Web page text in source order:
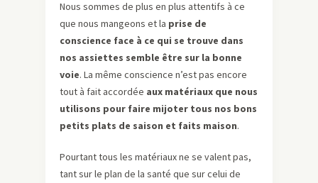
Nous sommes de plus en plus attentifs à ce
que nous mangeons et la prise de
conscience face à ce qui se trouve dans
nos assiettes semble être sur la bonne
voie. La même conscience n’est pas encore
tout à fait accordée aux matériaux que nous
utilisons pour faire mijoter tous nos bons
petits plats de saison et faits maison.
Pourtant tous les matériaux ne se valent pas,
tant sur le plan de la santé que sur celui de